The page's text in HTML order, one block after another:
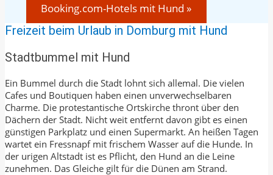
Booking.com-Hotels mit Hund »
Freizeit beim Urlaub in Domburg mit Hund
Stadtbummel mit Hund
Ein Bummel durch die Stadt lohnt sich allemal. Die vielen
Cafes und Boutiquen haben einen unverwechselbaren
Charme. Die protestantische Ortskirche thront über den
Dächern der Stadt. Nicht weit entfernt davon gibt es einen
günstigen Parkplatz und einen Supermarkt. An heißen Tagen
wartet ein Fressnapf mit frischem Wasser auf die Hunde. In
der urigen Altstadt ist es Pflicht, den Hund an die Leine
zunehmen. Das Gleiche gilt für die Dünen am Strand.